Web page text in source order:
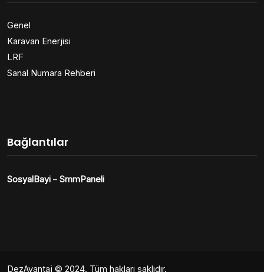
Genel
Karavan Enerjisi
LRF
Sanal Numara Rehberi
Bağlantılar
SosyalBayi – SmmPaneli
DezAvantaj © 2024. Tüm hakları saklıdır.